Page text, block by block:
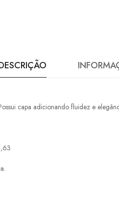
capa adicionando fluidez e